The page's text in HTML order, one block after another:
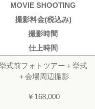
MOVIE SHOOTING
撮影料金(税込み)
撮影時間
仕上時間
式前フォトツアー＋挙式
＋会場周辺撮影
￥168,000